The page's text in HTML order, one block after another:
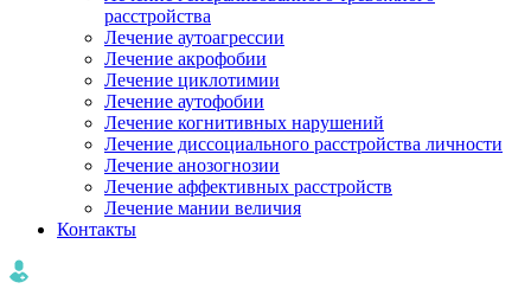
расстройства
Лечение аутоагрессии
Лечение акрофобии
Лечение циклотимии
Лечение аутофобии
Лечение когнитивных нарушений
Лечение диссоциального расстройства личности
Лечение анозогнозии
Лечение аффективных расстройств
Лечение мании величия
Контакты